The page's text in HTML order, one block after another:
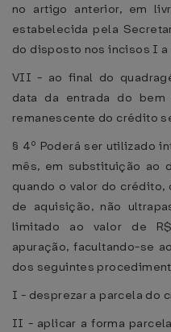
no artigo anterior, em
estabelecida pela
do disposto nos incisos I a
VII - ao final do
data da entrada do
remanescente do crédito
§ 4º Poderá ser utilizado
mês, em substituição ao
quando o valor do
de aquisição, não
limitado ao valor de
apuração, facultando-se
dos seguintes
I - desprezar a parcela do
II - aplicar a forma